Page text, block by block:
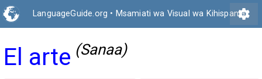
LanguageGuide.org • Msamiati wa Visual wa Kihispania
settings
El arte (Sanaa)